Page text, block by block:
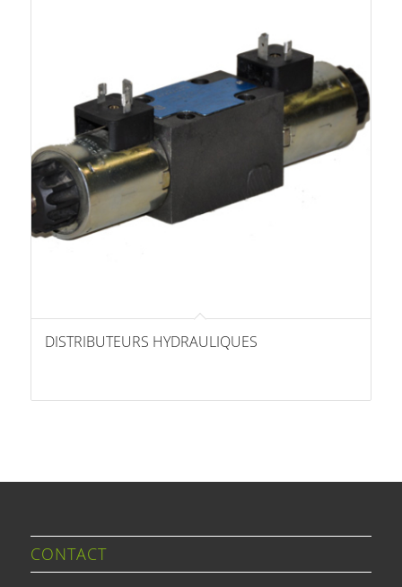
DISTRIBUTEURS HYDRAULIQUES
CONTACT